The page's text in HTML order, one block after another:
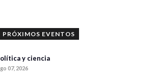
PRÓXIMOS EVENTOS
y ciencia
07, 2026